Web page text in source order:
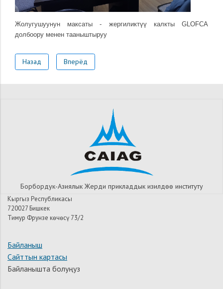
Жолугушуунун максаты - жергиликтүү калкты GLOFCA
долбоору менен тааныштыруу
Назад Вперёд
Борбордук-Азиялык Жерди прикладдык изилдѳѳ институту
Кыргыз Республикасы
720027 Бишкек
Тимур Фрунзе көчөсү 73/2
Байланыш
Сайттын картасы
Байланышта болуңуз